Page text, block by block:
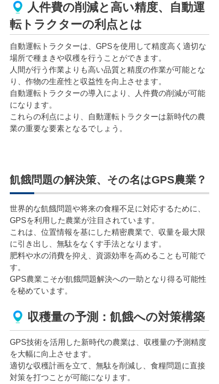
人件費の削減と高い精度、自動運
転トラクターの利点とは
自動運転トラクターは、GPSを使用して精度高く適切な
場所で種まきや収穫を行うことができます。
人間が行う作業よりも高い品質と精度の作業が可能とな
り、作物の生産性と収益性を向上させます。
自動運転トラクターの導入により、人件費の削減が可能
になります。
これらの利点により、自動運転トラクターは新時代の農
業の重要な要素となるでしょう。
飢餓問題の解決策、その名はGPS農業？
世界的な飢餓問題や将来の食糧不足に対応するために、
GPSを利用した農業が注目されています。
これは、位置情報を基にした精密農業で、収量を最大限
に引き出し、無駄をなくす手法となります。
肥料や水の消費を抑え、資源効率を高めることも可能で
す。
GPS農業こそが飢餓問題解決への一助となり得る可能性
を秘めています。
収穫量の予測：飢餓への対策構築
GPS技術を活用した新時代の農業は、収穫量の予測精度
を大幅に向上させます。
適切な収穫計画を立て、無駄を削減し、食糧問題に直接
対策を打つことが可能になります。